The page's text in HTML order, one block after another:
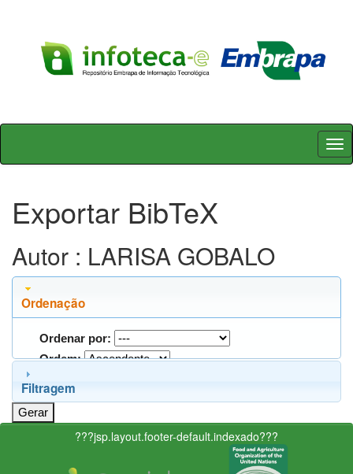
Skip
Exportar BibTeX
Autor : LARISA GOBALO
Ordenação
Ordenar por:
Ordem:
Filtragem
???jsp.layout.footer-default.indexado???